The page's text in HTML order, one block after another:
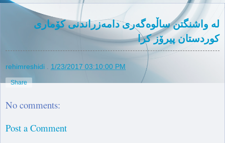
لە واشنگتن ساڵوەگەری دامه‌زراندنى كۆمارى
كوردستان پیرۆز کرا
rehimreshidi 1/23/2017 03:10:00 PM
Share
No comments:
Post a Comment